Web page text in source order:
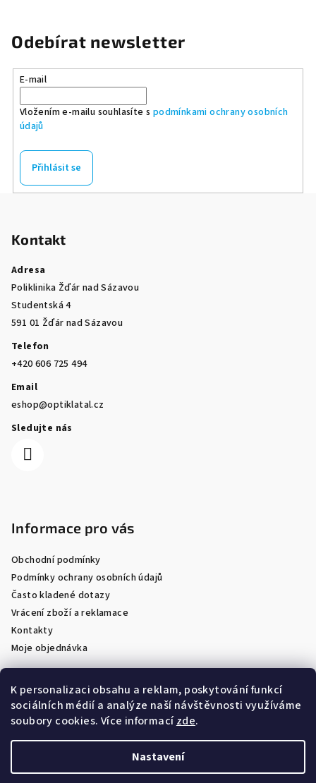
K personalizaci obsahu a reklam, poskytování funkcí
sociálních médií a analýze naší návštěvnosti využíváme
soubory cookies. Více informacízde.
Nastavení
Odebírat newsletter
E-mail
Vložením e-mailu souhlasíte s podmínkami ochrany osobních
údajů
Přihlásit se
Kontakt
Adresa
Poliklinika Žďár nad Sázavou
Studentská 4
591 01 Žďár nad Sázavou
Telefon
+420 606 725 494
Email
eshop@optiklatal.cz
Sledujte nás
Informace pro vás
Obchodní podmínky
Podmínky ochrany osobních údajů
Často kladené dotazy
Vrácení zboží a reklamace
Kontakty
Moje objednávka
Facebook